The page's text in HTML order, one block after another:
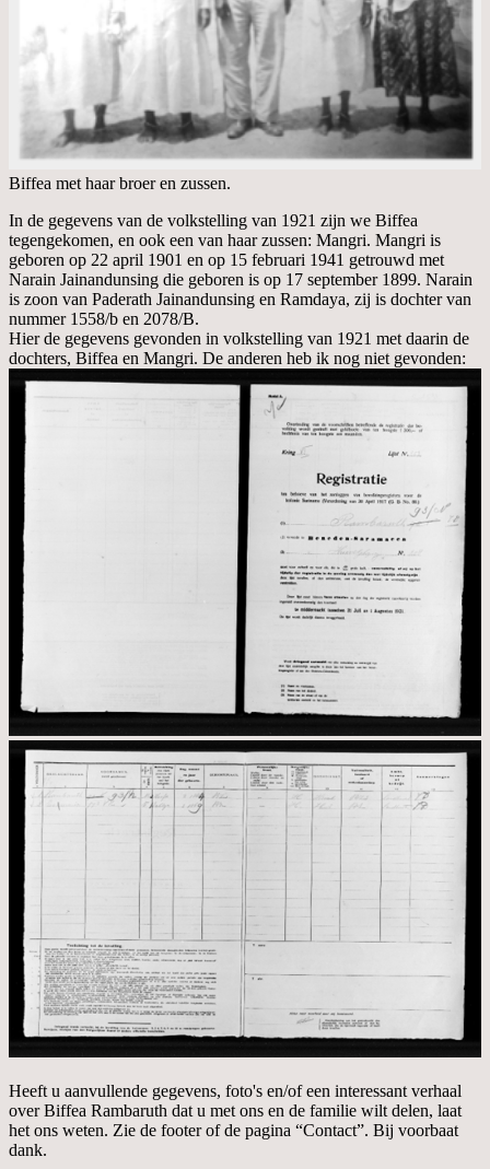
Biffea met haar broer en zussen.
In de gegevens van de volkstelling van 1921 zijn we Biffea
tegengekomen, en ook een van haar zussen: Mangri. Mangri is
geboren op 22 april 1901 en op 15 februari 1941 getrouwd met
Narain Jainandunsing die geboren is op 17 september 1899. Narain
is zoon van Paderath Jainandunsing en Ramdaya, zij is dochter van
nummer 1558/b en 2078/B.
Hier de gegevens gevonden in volkstelling van 1921 met daarin de
dochters, Biffea en Mangri. De anderen heb ik nog niet gevonden:
Heeft u aanvullende gegevens, foto's en/of een interessant verhaal
over Biffea Rambaruth dat u met ons en de familie wilt delen, laat
het ons weten. Zie de footer of de pagina “Contact”. Bij voorbaat
dank.